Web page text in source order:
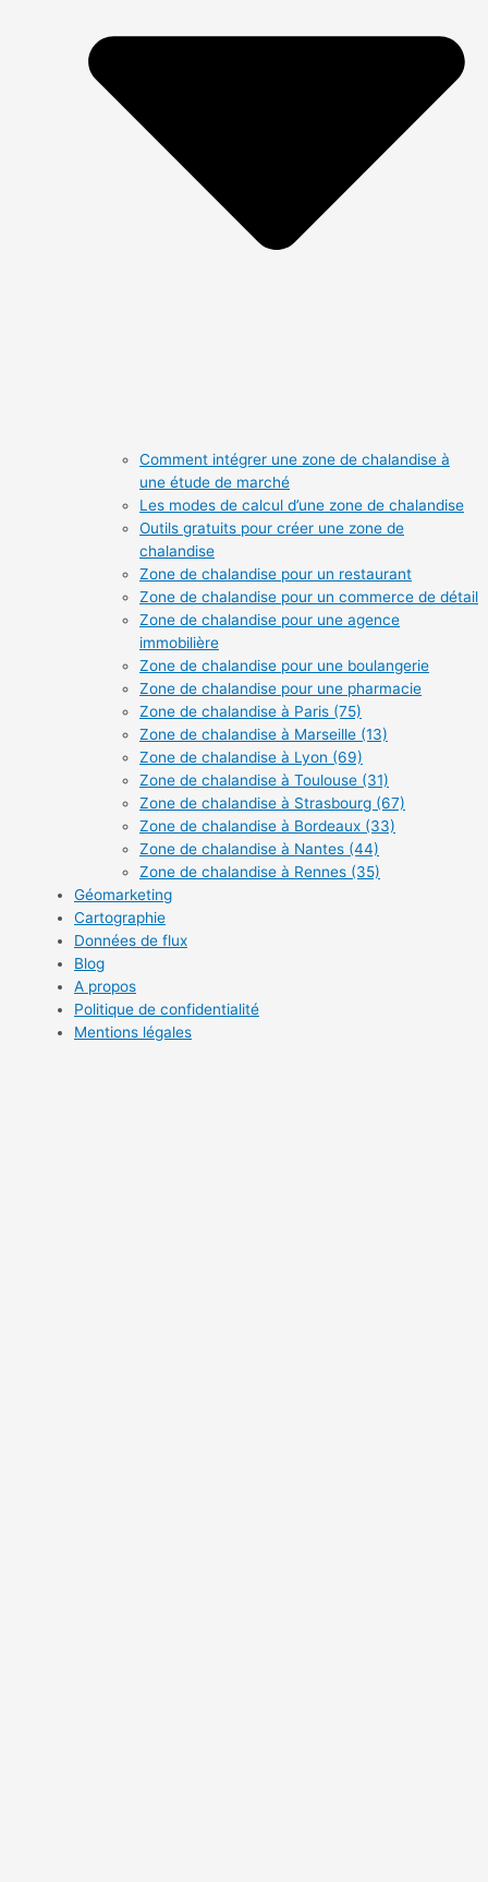
Comment intégrer une zone de chalandise à
une étude de marché
Les modes de calcul d’une zone de chalandise
Outils gratuits pour créer une zone de
chalandise
Zone de chalandise pour un restaurant
Zone de chalandise pour un commerce de détail
Zone de chalandise pour une agence
immobilière
Zone de chalandise pour une boulangerie
Zone de chalandise pour une pharmacie
Zone de chalandise à Paris (75)
Zone de chalandise à Marseille (13)
Zone de chalandise à Lyon (69)
Zone de chalandise à Toulouse (31)
Zone de chalandise à Strasbourg (67)
Zone de chalandise à Bordeaux (33)
Zone de chalandise à Nantes (44)
Zone de chalandise à Rennes (35)
Géomarketing
Cartographie
Données de flux
Blog
A propos
Politique de confidentialité
Mentions légales